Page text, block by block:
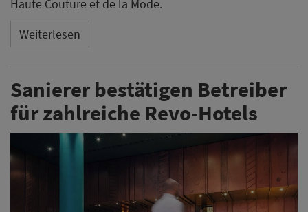
Haute Couture et de la Mode.
Weiterlesen
Sanierer bestätigen Betreiber
für zahlreiche Revo-Hotels